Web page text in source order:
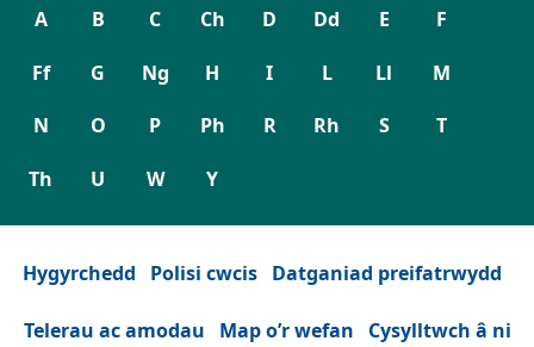
A B C Ch D Dd E F
Ff G Ng H I L Ll M
N O P Ph R Rh S T
Th U W Y
Hygyrchedd Polisi cwcis Datganiad preifatrwydd
Telerau ac amodau Map o’r wefan Cysylltwch â ni